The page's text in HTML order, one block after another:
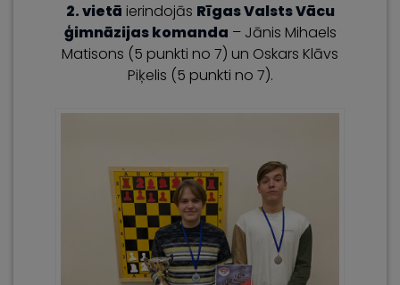
2. vietā ierindojās Rīgas Valsts Vācu
ģimnāzijas komanda – Jānis Mihaels
Matisons (5 punkti no 7) un Oskars Klāvs
Piķelis (5 punkti no 7).